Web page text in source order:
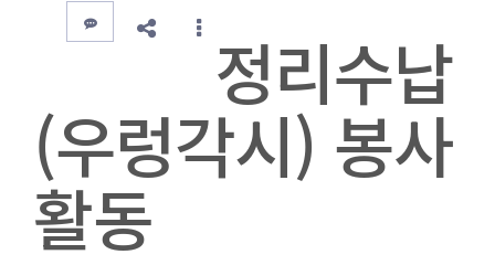
정리수납
(우렁각시) 봉사
활동